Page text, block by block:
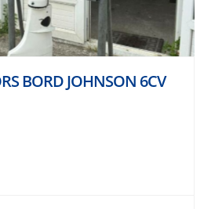
BORD JOHNSON 6CV